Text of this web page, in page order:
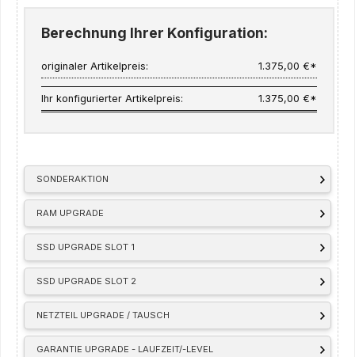
SONDERAKTION
RAM UPGRADE
SSD UPGRADE SLOT 1
SSD UPGRADE SLOT 2
NETZTEIL UPGRADE / TAUSCH
GARANTIE UPGRADE - LAUFZEIT/-LEVEL
Berechnung Ihrer Konfiguration:
originaler Artikelpreis: 1.375,00 €*
Ihr konfigurierter Artikelpreis: 1.375,00 €*